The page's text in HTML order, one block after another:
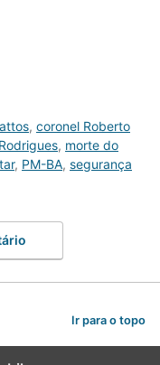
, coronel Roberto
, morte do
, PM-BA, segurança
Ir para o topo